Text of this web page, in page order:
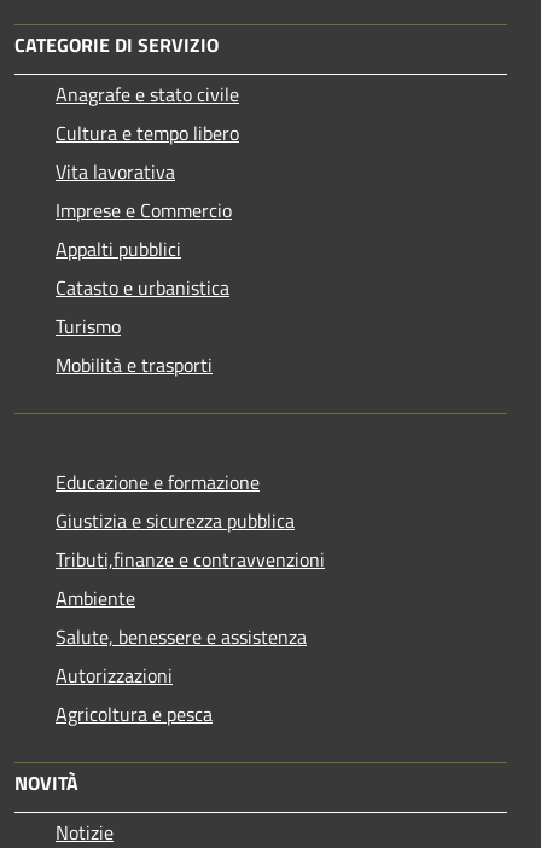
CATEGORIE DI SERVIZIO
Anagrafe e stato civile
Cultura e tempo libero
Vita lavorativa
Imprese e Commercio
Appalti pubblici
Catasto e urbanistica
Turismo
Mobilità e trasporti
Educazione e formazione
Giustizia e sicurezza pubblica
Tributi,finanze e contravvenzioni
Ambiente
Salute, benessere e assistenza
Autorizzazioni
Agricoltura e pesca
NOVITÀ
Notizie